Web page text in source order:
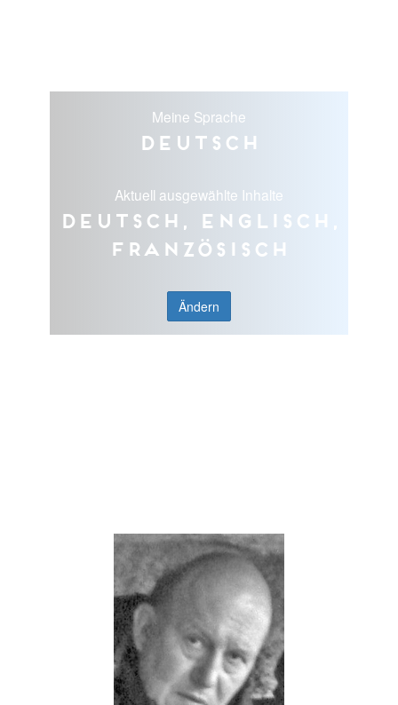
Meine Sprache
Deutsch
Aktuell ausgewählte Inhalte
Deutsch, Englisch,
Französisch
Ändern